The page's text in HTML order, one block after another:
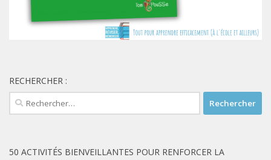
RECHERCHER :
Rechercher :
50 ACTIVITÉS BIENVEILLANTES POUR RENFORCER LA